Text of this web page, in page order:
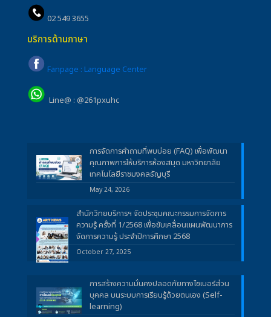
02 549 3655
บริการด้านภาษา
Fanpage : Language Center
Line@ : @261pxuhc
การจัดการคำถามที่พบบ่อย (FAQ) เพื่อพัฒนา
คุณภาพการให้บริการห้องสมุด มหาวิทยาลัย
เทคโนโลยีราชมงคลธัญบุรี
May 24, 2026
สำนักวิทยบริการฯ จัดประชุมคณะกรรมการจัดการ
ความรู้ ครั้งที่ 1/2568 เพื่อขับเคลื่อนแผนพัฒนาการ
จัดการความรู้ ประจำปีการศึกษา 2568
October 27, 2025
การสร้างความมั่นคงปลอดภัยทางไซเบอร์ส่วน
บุคคล บนระบบการเรียนรู้ด้วยตนเอง (Self-
learning)